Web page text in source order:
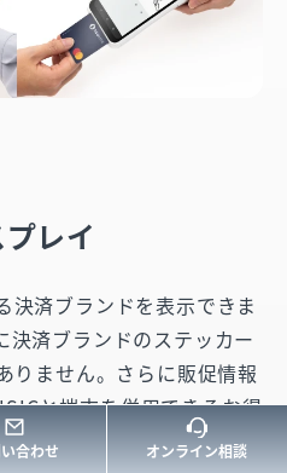
レイ
決済ブランドを表示できま
決済ブランドのステッカー
りません。さらに販促情報
と端末を併用できるお得
合わせ オンライン相談